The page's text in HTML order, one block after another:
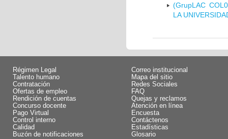
(GrupLAC
LA
Régimen Legal
Talento humano
Contratación
Ofertas de empleo
Rendición de cuentas
Concurso docente
Pago Virtual
Control interno
Calidad
Buzón de notificaciones
Correo institucional
Mapa del sitio
Redes Sociales
FAQ
Quejas y reclamos
Atención en línea
Encuesta
Contáctenos
Estadísticas
Glosario